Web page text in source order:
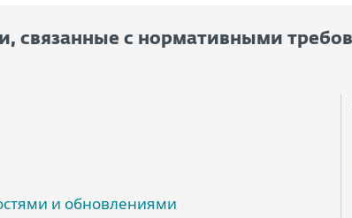
связанные с нормативными
и обновлениями